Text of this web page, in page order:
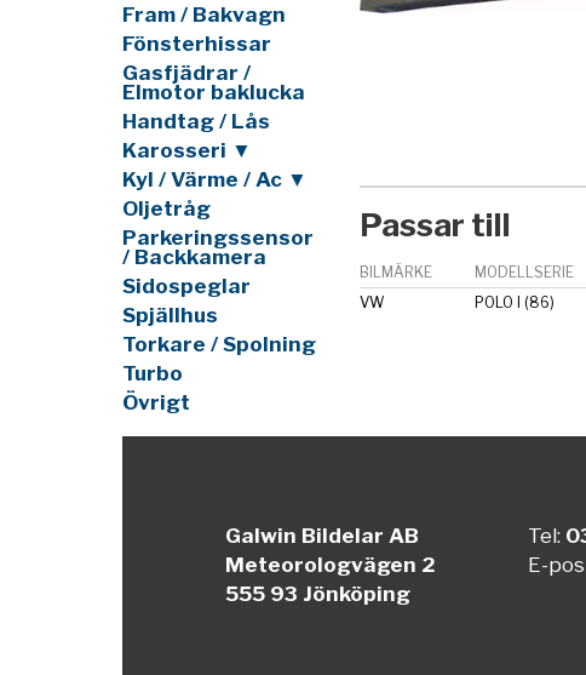
Fram / Bakvagn
Fönsterhissar
Gasfjädrar /
Elmotor baklucka
Handtag / Lås
Karosseri ▼
Kyl / Värme / Ac ▼
Oljetråg
Parkeringssensor
/ Backkamera
Sidospeglar
Spjällhus
Torkare / Spolning
Turbo
Övrigt
Passar till
BILMÄRKE MODELLSERIE
VW
POLO I (86)
Galwin Bildelar AB
Meteorologvägen 2
555 93 Jönköping
Tel:
E-